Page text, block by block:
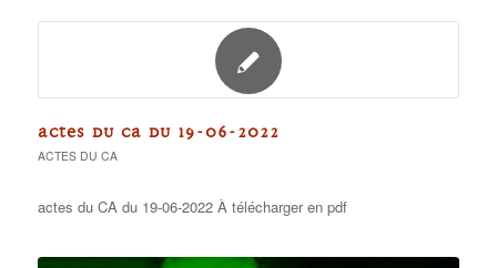
ACTES DU CA DU 19-06-2022
ACTES DU CA
actes du CA du 19-06-2022 À télécharger en pdf